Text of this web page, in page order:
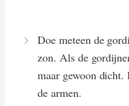
Doe meteen de
zon. Als de
maar gewoon dicht.
de armen.